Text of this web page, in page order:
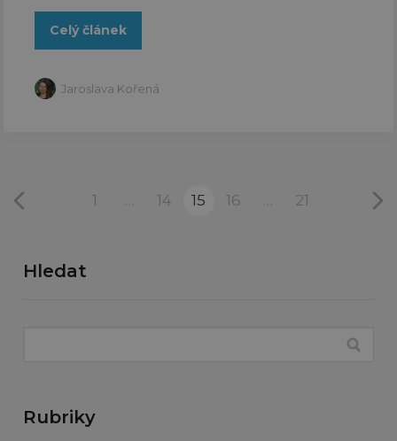
Celý článek
Jaroslava Kořená
1 … 14 15 16 … 21
Hledat
Rubriky